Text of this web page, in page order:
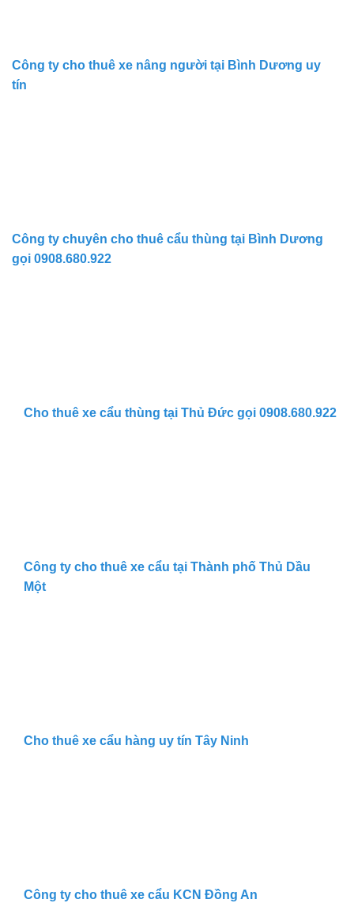
Công ty cho thuê xe nâng người tại Bình Dương uy
tín
Công ty chuyên cho thuê cẩu thùng tại Bình Dương
gọi 0908.680.922
Cho thuê xe cẩu thùng tại Thủ Đức gọi 0908.680.922
Công ty cho thuê xe cẩu tại Thành phố Thủ Dầu
Một
Cho thuê xe cẩu hàng uy tín Tây Ninh
Công ty cho thuê xe cẩu KCN Đồng An